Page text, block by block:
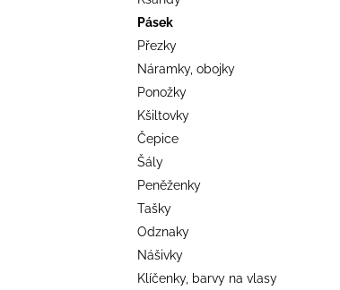
Pásek
Přezky
Náramky, obojky
Ponožky
Kšiltovky
Čepice
Šály
Peněženky
Tašky
Odznaky
Nášivky
Klíčenky, barvy na vlasy
TRIKO COCKNEY REJECT - OXBLOOD
499 Kč